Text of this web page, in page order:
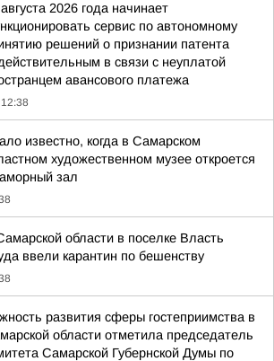
2026 года начинает
сервис по автономному
решений о признании патента
в связи с неуплатой
авансового платежа
12:38
известно, когда в Самарском
художественном музее откроется
зал
области в поселке Власть
ввели карантин по бешенству
развития сферы гостеприимства в
области отметила председатель
Самарской Губернской Думы по